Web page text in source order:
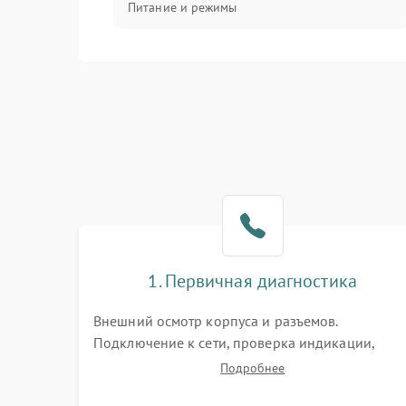
Питание и режимы
1. Первичная диагностика
Внешний осмотр корпуса и разъемов.
Подключение к сети, проверка индикации,
звуковых сигналов и кодов ошибок. Измерение
Подробнее